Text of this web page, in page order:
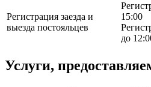
Регистрация заезда и
выезда постояльцев
15:00
до
Услуги,